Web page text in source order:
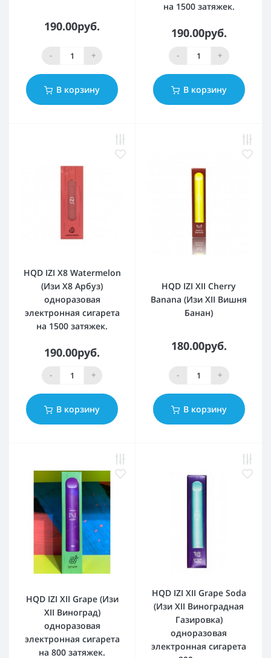
190.00руб.
- +
В корзину
на 1500 затяжек.
190.00руб.
- +
В корзину
HQD IZI X8 Watermelon
(Изи Х8 Арбуз)
одноразовая
электронная сигарета
на 1500 затяжек.
190.00руб.
- +
В корзину
HQD IZI XII Cherry
Banana (Изи XII Вишня
Банан)
180.00руб.
- +
В корзину
HQD IZI XII Grape (Изи
XII Виноград)
одноразовая
электронная сигарета
на 800 затяжек.
HQD IZI XII Grape Soda
(Изи XII Виноградная
Газировка)
одноразовая
электронная сигарета